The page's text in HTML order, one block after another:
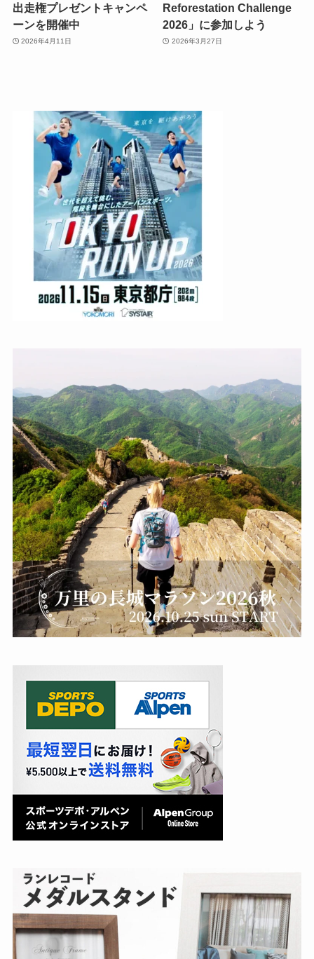
出走権プレゼントキャンペ
ーンを開催中
2026年4月11日
Reforestation Challenge
2026」に参加しよう
2026年3月27日